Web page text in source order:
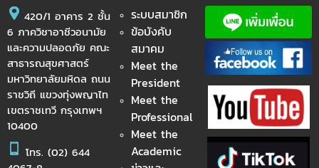
420/1 อาคาร 2 ชั้น
6 ภาควิชาอาชีวอนามัย
และความปลอดภัย คณะ
สาธารณสุขศาสตร์
มหาวิทยาลัยมหิดล ถนน
ราชวิถี แขวงทุ่งพญาไท
เขตราชเทวี กรุงเทพฯ
10400
โทร. (02) 644
ระบบสมาชิก
ข้อบังคับ
สมาคม
Meet the
President
Meet the
Professional
Meet the
Academic